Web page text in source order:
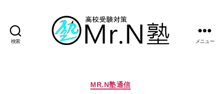
検索 メニュー
カ
MR.N塾通信